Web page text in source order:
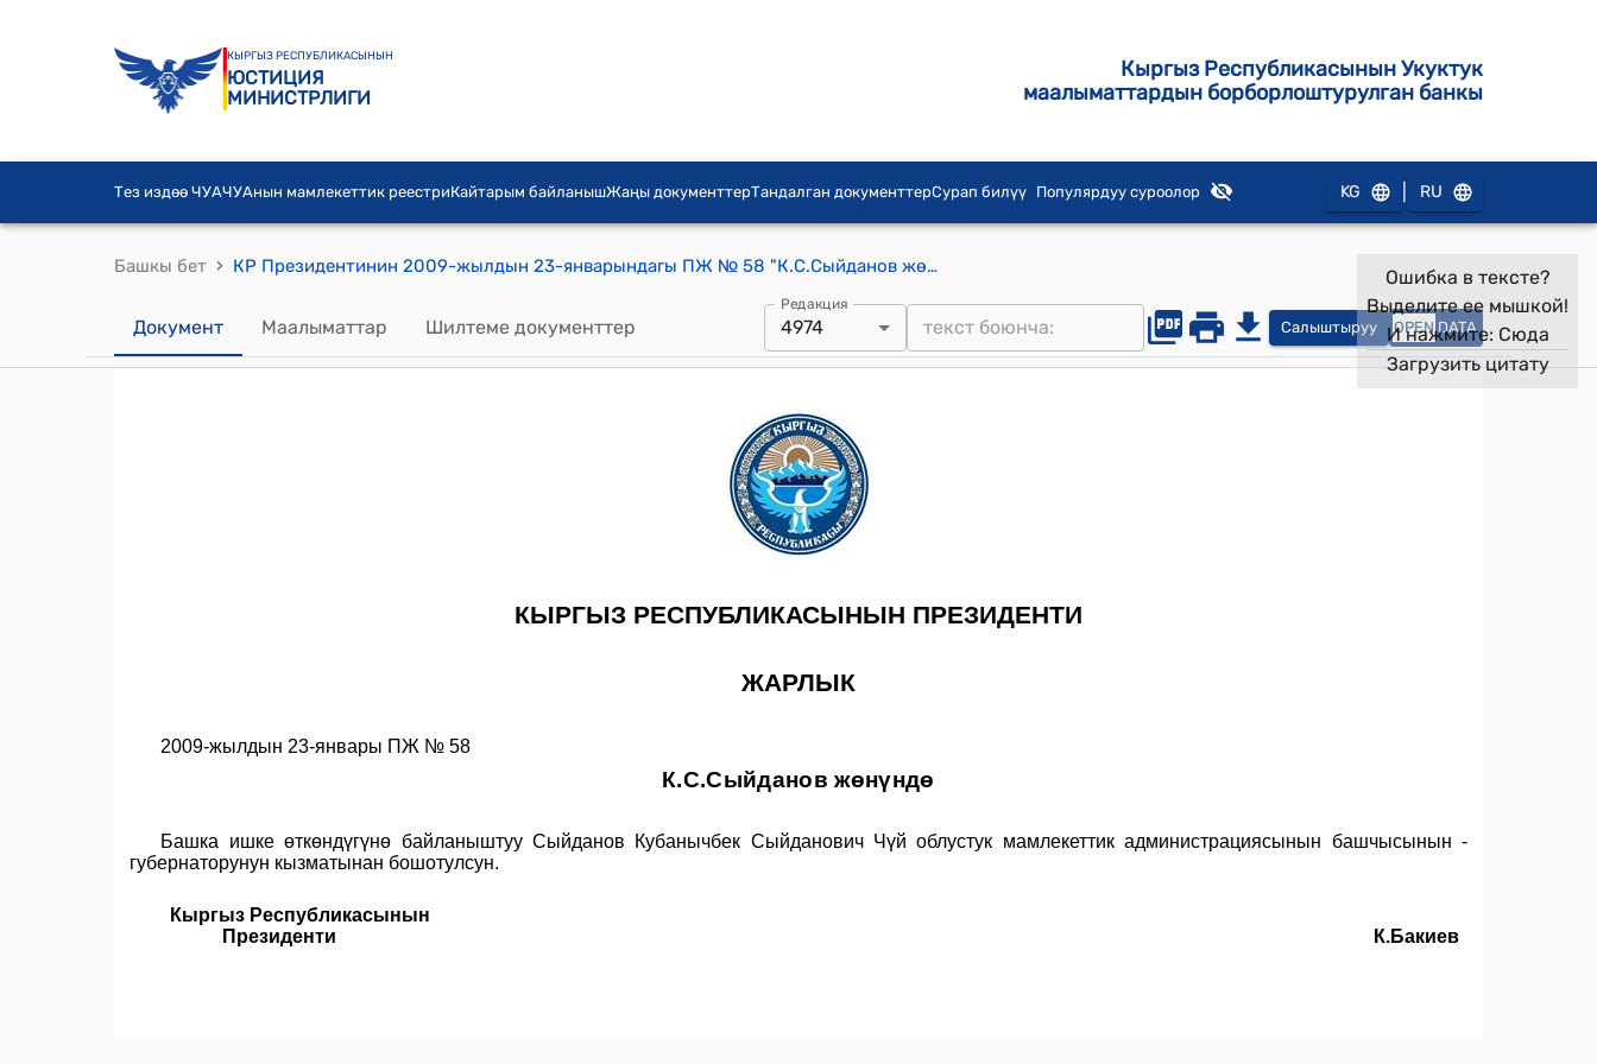
КЫРГЫЗ РЕСПУБЛИКАСЫНЫН
ЮСТИЦИЯ
МИНИСТРЛИГИ
Кыргыз Республикасынын Укуктук
маалыматтардын борборлоштурулган банкы
Тез издөө ЧУАЧУАнын мамлекеттик реестриКайтарым байланышЖаңы документтерТандалган документтерСурап билүү Популярдуу суроолор KG RU
Башкы бет › КР Президентинин 2009-жылдын 23-январындагы ПЖ № 58 "К.С.Сыйданов жөнүндө" жарлыгы
Документ Маалыматтар Шилтеме документтер
Редакция
4974 Салыштыруу OPEN DATA
Ошибка в тексте?
Выделите ее мышкой!
И нажмите: Сюда
Загрузить цитату